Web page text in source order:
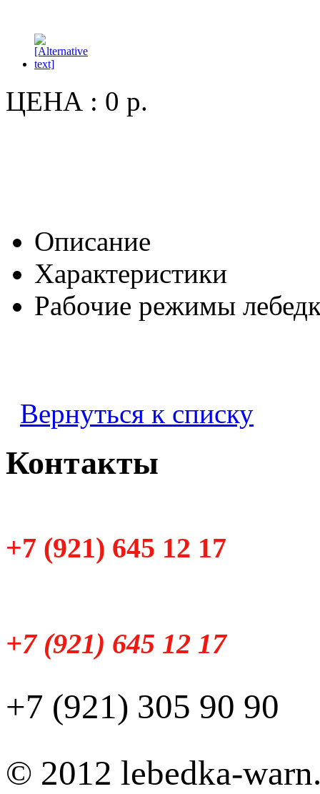
ЦЕНА : 0 р.
Описание
Характеристики
Рабочие режимы
Вернуться к списку
Контакты
+7 (921) 645 12 17
+7 (921) 645 12 17
+7 (921) 305 90 90
© 2012 lebedka-